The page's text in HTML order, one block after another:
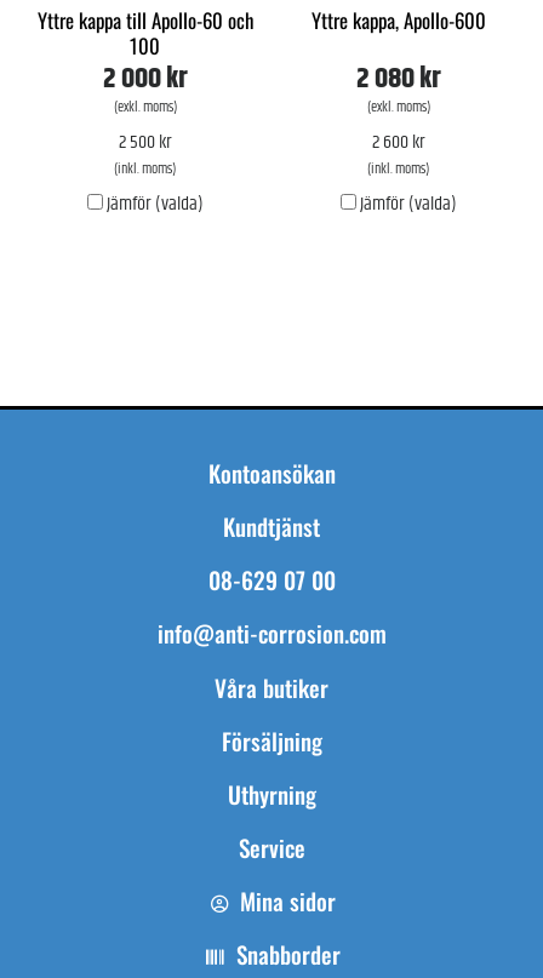
Yttre kappa till Apollo-60 och
100
2 000 kr
(exkl. moms)
2 500 kr
(inkl. moms)
Jämför (valda)
Yttre kappa, Apollo-600
2 080 kr
(exkl. moms)
2 600 kr
(inkl. moms)
Jämför (valda)
Kontoansökan
Kundtjänst
08-629 07 00
info@anti-corrosion.com
Våra butiker
Försäljning
Uthyrning
Service
Mina sidor
Snabborder